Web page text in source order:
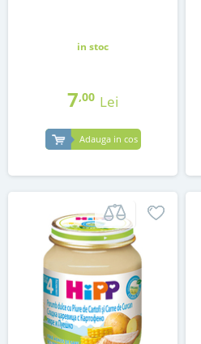
in stoc
7,00 Lei
Adauga in cos